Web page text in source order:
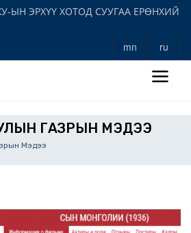
ЫН ЭРХҮҮ ХОТОД СУУГАА ЕРӨНХИЙ
mn ru
ГАЗРЫН МЭДЭЭ
Мэдээ